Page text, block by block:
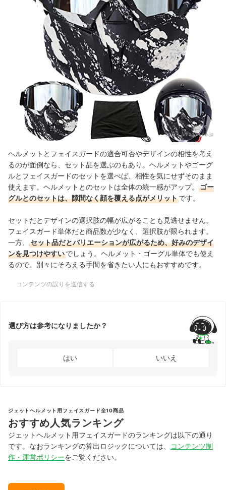
出典：amazon.co.jp
ヘルメットとフェイスガードの適合可否やデザインの相性を考え
るのが面倒なら、セット品を選ぶのもあり。ヘルメットやゴーグ
ルとフェイスガードのセットを選べば、相性を気にせずそのまま
使えます。ヘルメットとのセットは全体の統一感がアップ。
ゴー
グルとのセットは、隙間なく顔を覆える点がメリットです。
セットだとデザインの選択肢の幅が広がることも見逃せません。
フェイスガード単体だと商品数が少なく、選択肢が限られます。
一方、
セット品だとバリエーションが広がるため、好みのデザイ
ンを見つけやすいでしょう。ヘルメット・ゴーグル単体でも使え
るので、別々にそろえる手間を省きたい人にもおすすめです。
コンテンツの誤りを送信する
選び方は参考になりましたか？
はい いいえ
ジェットヘルメット用フェイスガード全10商品
おすすめ人気ランキング
ジェットヘルメット用フェイスガードのランキングは以下の通り
です。なおランキングの算出ロジックについては、
コンテンツ制
作・運営ポリシーをご覧ください。